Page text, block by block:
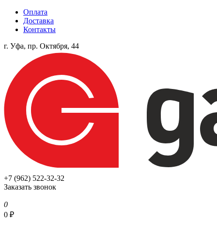
Оплата
Доставка
Контакты
г. Уфа, пр. Октября, 44
+7 (962) 522-32-32
Заказать звонок
0
0 ₽